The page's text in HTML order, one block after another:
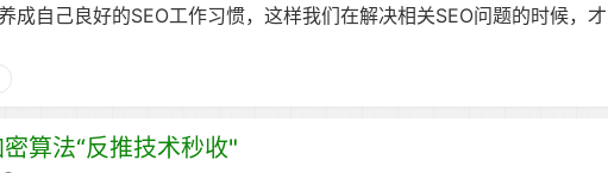
成自己良好的SEO工作习惯，这样我们在解决相关SEO问题的时候，才
算法“反推技术秒收"